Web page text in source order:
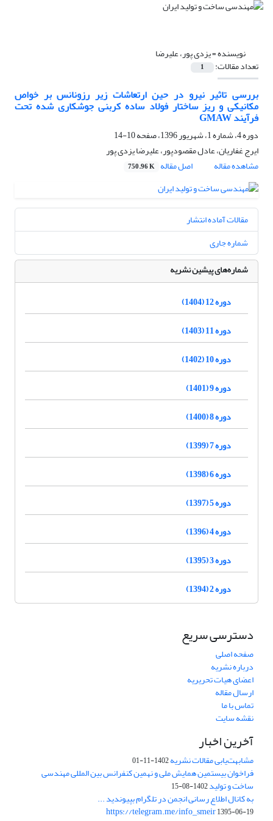
نویسنده =یزدی پور، علیرضا
تعداد مقالات: 1
بررسی تاثیر نیرو در حین ارتعاشات زیر رزونانس بر خواص
مکانیکی و ریز ساختار فولاد ساده کربنی جوشکاری شده تحت
فرآیند GMAW
دوره 4، شماره 1، شهریور 1396، صفحه
10-14
ایرج غفاریان، عادل مقصودپور، علیرضا یزدی پور
مشاهده مقاله
اصل مقاله 750.96 K
مقالات آماده انتشار
شماره جاری
شماره‌های پیشین نشریه
دوره 12 (1404)
دوره 11 (1403)
دوره 10 (1402)
دوره 9 (1401)
دوره 8 (1400)
دوره 7 (1399)
دوره 6 (1398)
دوره 5 (1397)
دوره 4 (1396)
دوره 3 (1395)
دوره 2 (1394)
دسترسی سریع
صفحه اصلی
درباره نشریه
اعضای هیات تحریریه
ارسال مقاله
تماس با ما
نقشه سایت
آخرین اخبار
مشابهت‌یابی مقالات نشریه1402-11-01
فراخوان بیستمین همایش ملی و نهمین کنفرانس بین المللی مهندسی
ساخت و تولید1402-08-15
به کانال اطلاع رسانی انجمن در تلگرام بپیوندید ...
https://telegram.me/info_smeir1395-06-19